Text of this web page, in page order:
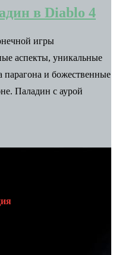
в Diablo 4
игры
аспекты, уникальные
и божественные
Паладин с аурой